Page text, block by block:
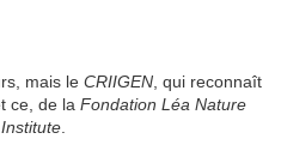
mais le CRIIGEN , qui reconnaît
ce, de la Fondation Léa Nature